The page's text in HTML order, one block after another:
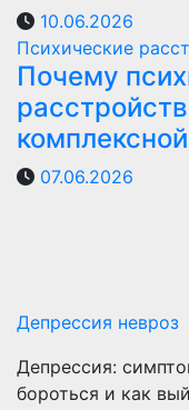
10.06.2026
Психические
Почему
07.06.2026
Депрессия невроз
Депрессия:
бороться и как